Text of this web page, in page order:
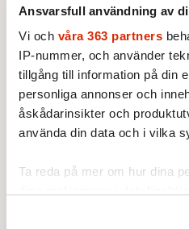
Ansvarsfull användning av
Vi och våra 363 partners
IP-nummer, och använder
tillgång till information på din
personliga annonser och
åskådarinsikter och
använda din data och i vilka
Ta reda på mer om hur dina
Christian
för de rika!
Bästa sättet att få mer
Ekström, vd för